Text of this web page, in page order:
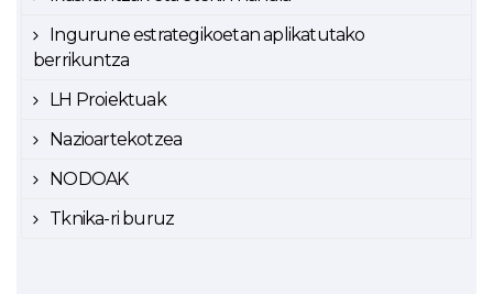
Ingurune estrategikoetan aplikatutako
berrikuntza
LH Proiektuak
Nazioartekotzea
NODOAK
Tknika-ri buruz